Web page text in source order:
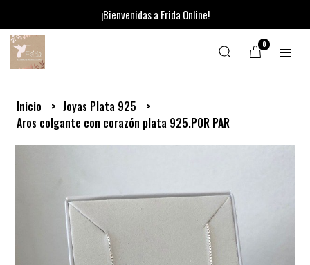
¡Bienvenidas a Frida Online!
0
Inicio
Joyas Plata 925
Aros colgante con corazón plata 925.POR PAR